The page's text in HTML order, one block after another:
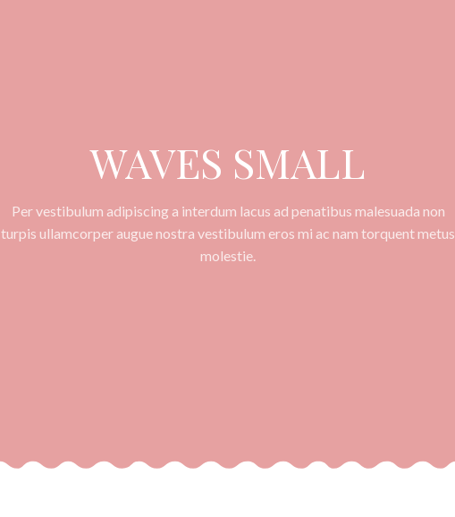
WAVES SMALL
Per vestibulum adipiscing a interdum lacus ad penatibus malesuada non
turpis ullamcorper augue nostra vestibulum eros mi ac nam torquent metus
molestie.